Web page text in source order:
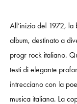
All’inizio del 1972, la
album, destinato a
progr rock italiano.
testi di elegante
intrecciano con la
musica italiana. La